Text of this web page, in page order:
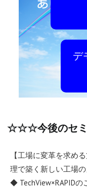
デ
☆☆☆今後のセ
【工場に変革を求め
理で築く新しい工場
◆ TechView×RAPIDの